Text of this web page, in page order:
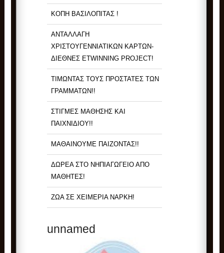
ΚΟΠΗ ΒΑΣΙΛΟΠΙΤΑΣ !
ΑΝΤΑΛΛΑΓΗ
ΧΡΙΣΤΟΥΓΕΝΝΙΑΤΙΚΩΝ ΚΑΡΤΩΝ-
ΔΙΕΘΝΕΣ ETWINNING PROJECT!
ΤΙΜΩΝΤΑΣ ΤΟΥΣ ΠΡΟΣΤΑΤΕΣ ΤΩΝ
ΓΡΑΜΜΑΤΩΝ!!
ΣΤΙΓΜΕΣ ΜΑΘΗΣΗΣ ΚΑΙ
ΠΑΙΧΝΙΔΙΟΥ!!
ΜΑΘΑΙΝΟΥΜΕ ΠΑΙΖΟΝΤΑΣ!!
ΔΩΡΕΑ ΣΤΟ ΝΗΠΙΑΓΩΓΕΙΟ ΑΠΟ
ΜΑΘΗΤΕΣ!
ΖΩΑ ΣΕ ΧΕΙΜΕΡΙΑ ΝΑΡΚΗ!
unnamed